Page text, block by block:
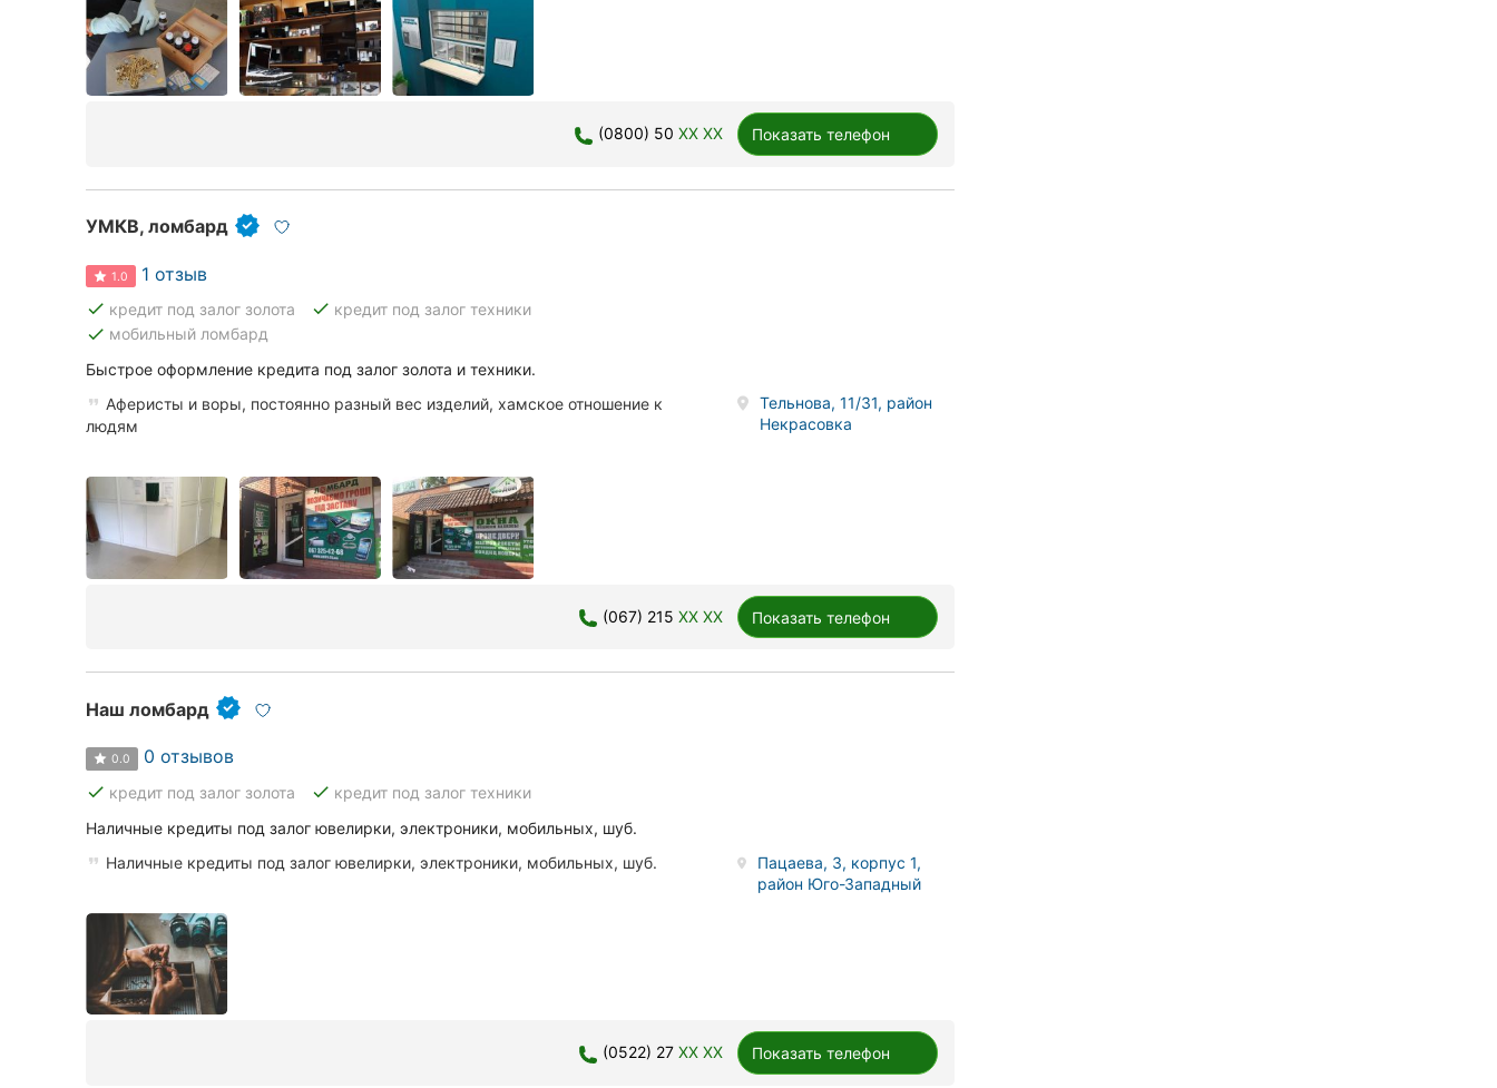
(0800) 50 XX XX Показать телефон
УМКВ, ломбард
1.0 1 отзыв
done кредит под залог золота done кредит под залог техники
done мобильный ломбард
Быстрое оформление кредита под залог золота и техники.
Аферисты и воры, постоянно разный вес изделий, хамское отношение к
людям
Тельнова, 11/31, район
Некрасовка
(067) 215 XX XX Показать телефон
Наш ломбард
0.0 0 отзывов
done кредит под залог золота done кредит под залог техники
Наличные кредиты под залог ювелирки, электроники, мобильных, шуб.
Наличные кредиты под залог ювелирки, электроники, мобильных, шуб.
Пацаева, 3, корпус 1,
район Юго-Западный
(0522) 27 XX XX Показать телефон